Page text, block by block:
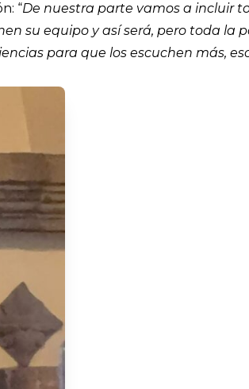
“De nuestra parte vamos a incluir
su equipo y así será, pero toda la
para que los escuchen más,